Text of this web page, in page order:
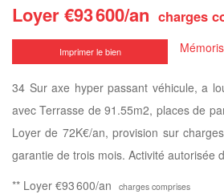
Loyer €93 600/an charges
Imprimer le bien
34 Sur axe hyper passant véhicule, a
avec Terrasse de 91.55m2, places de
Loyer de 72K€/an, provision sur
garantie de trois mois. Activité autorisée
** Loyer €93 600/an charges comprises